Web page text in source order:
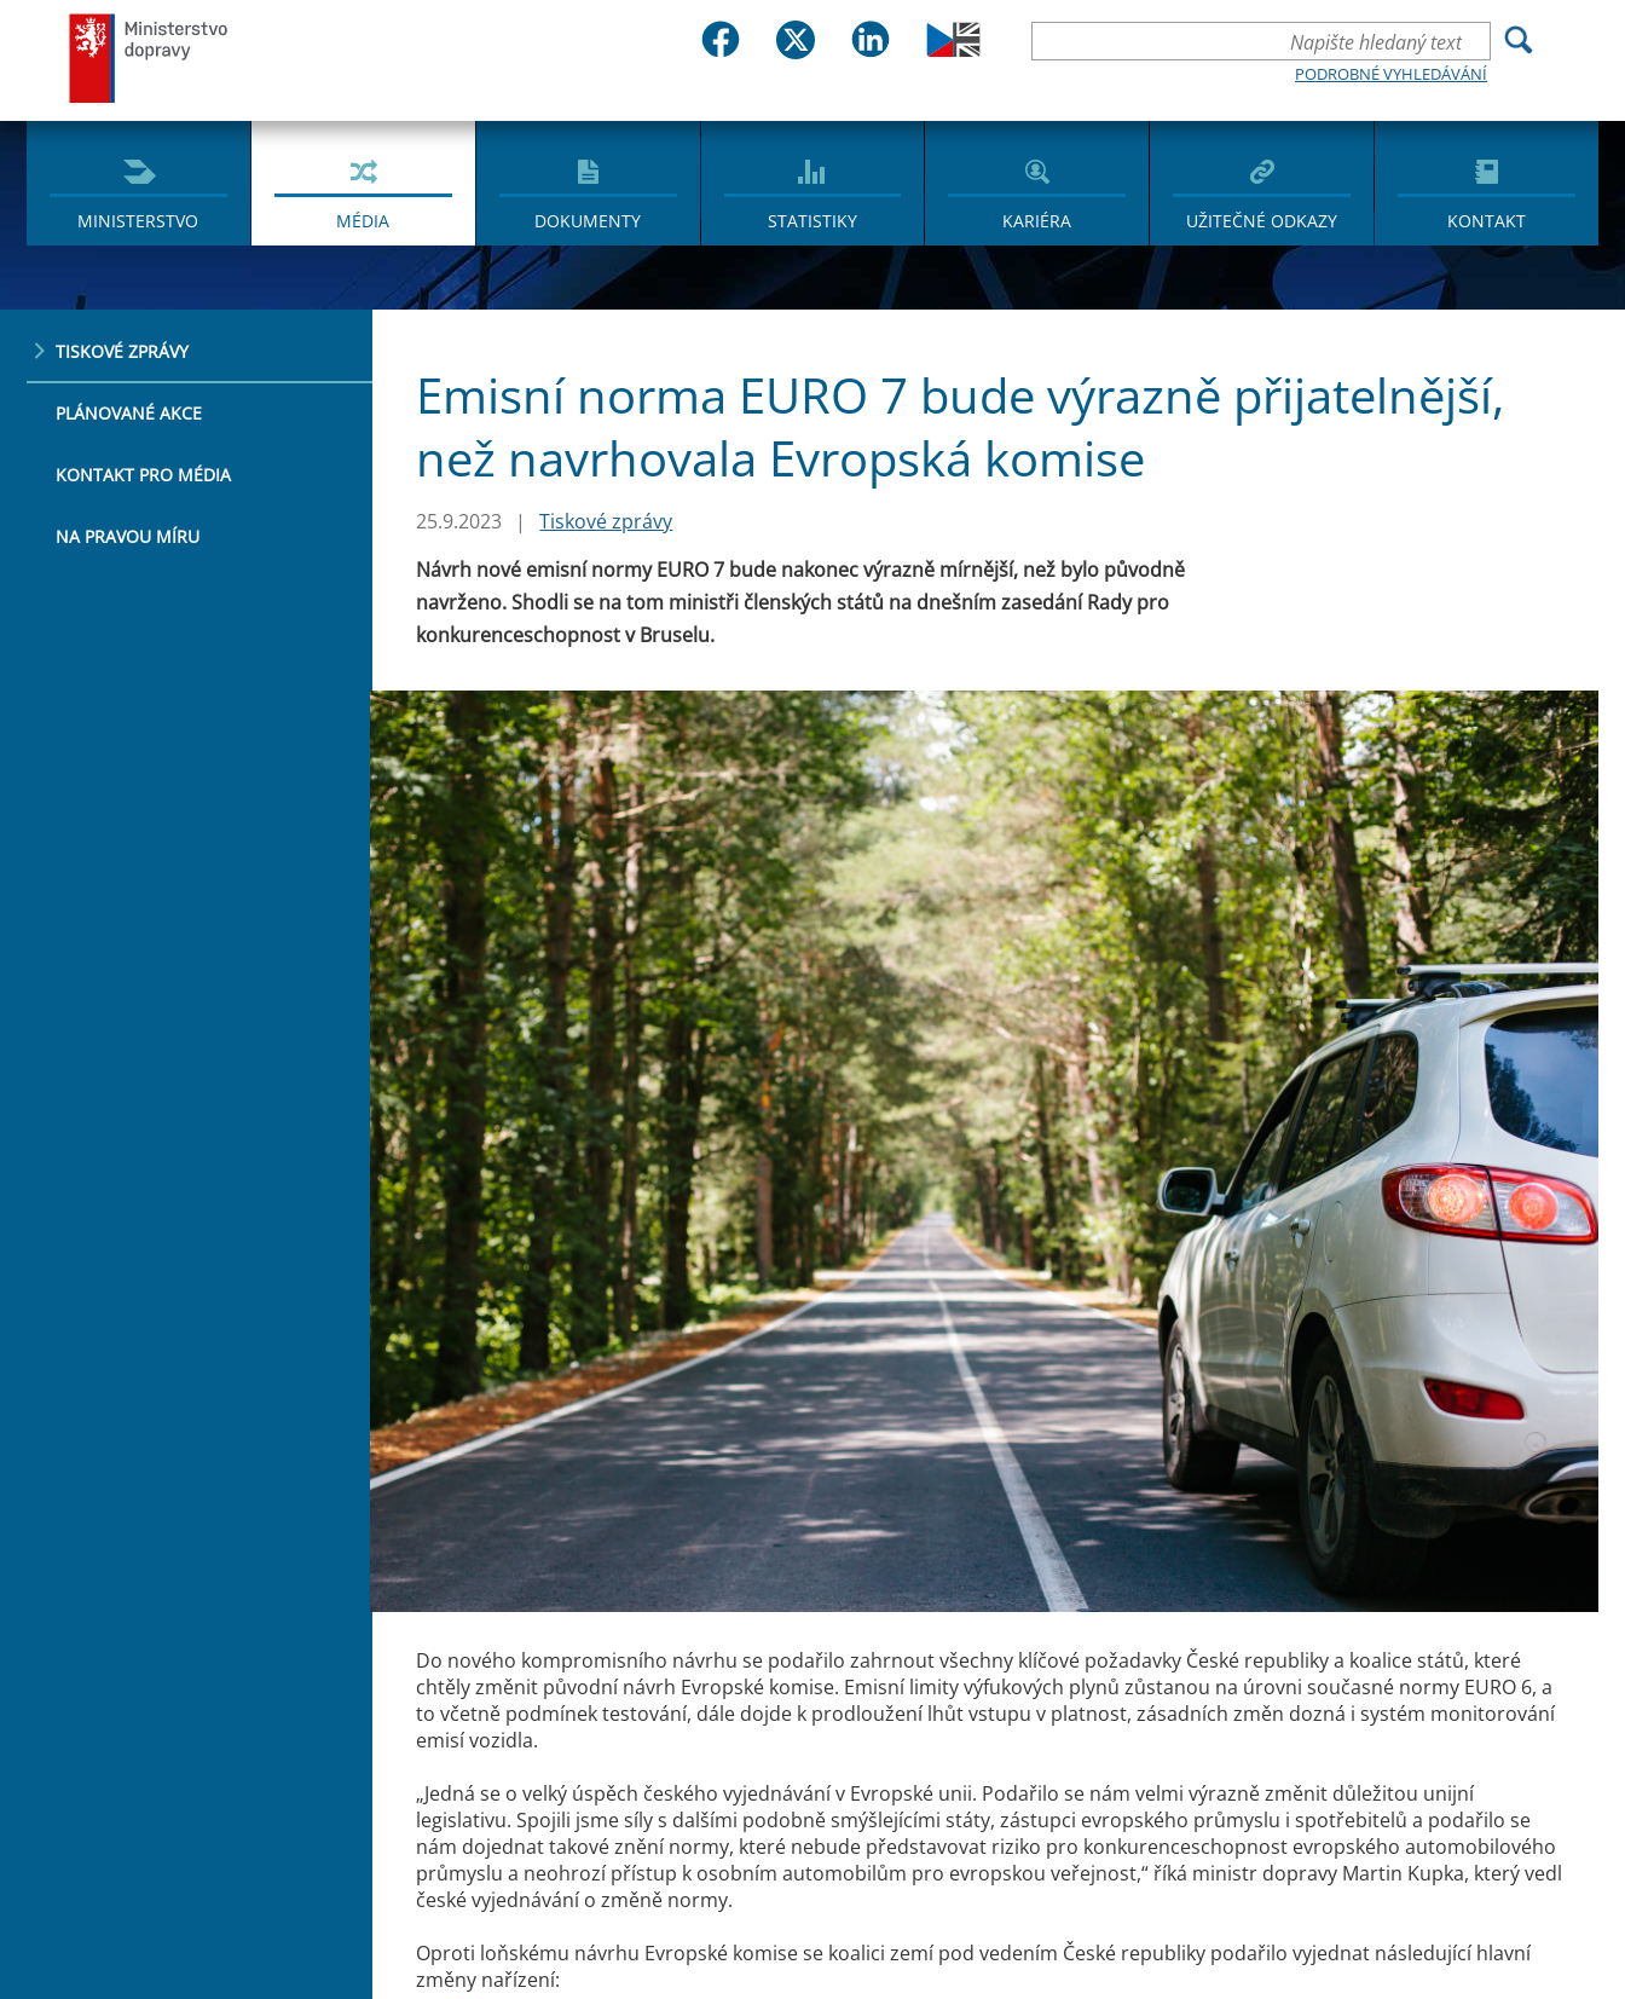
PODROBNÉ VYHLEDÁVÁNÍ
MINISTERSTVO MÉDIA DOKUMENTY STATISTIKY KARIÉRA UŽITEČNÉ ODKAZY KONTAKT
TISKOVÉ ZPRÁVY
PLÁNOVANÉ AKCE
KONTAKT PRO MÉDIA
NA PRAVOU MÍRU
Emisní norma EURO 7 bude výrazně přijatelnější,
než navrhovala Evropská komise
25.9.2023 |
Tiskové zprávy
Návrh nové emisní normy EURO 7 bude nakonec výrazně mírnější, než bylo původně
navrženo. Shodli se na tom ministři členských států na dnešním zasedání Rady pro
konkurenceschopnost v Bruselu.
Do nového kompromisního návrhu se podařilo zahrnout všechny klíčové požadavky České republiky a koalice států, které
chtěly změnit původní návrh Evropské komise. Emisní limity výfukových plynů zůstanou na úrovni současné normy EURO 6, a
to včetně podmínek testování, dále dojde k prodloužení lhůt vstupu v platnost, zásadních změn dozná i systém monitorování
emisí vozidla.
„Jedná se o velký úspěch českého vyjednávání v Evropské unii. Podařilo se nám velmi výrazně změnit důležitou unijní
legislativu. Spojili jsme síly s dalšími podobně smýšlejícími státy, zástupci evropského průmyslu i spotřebitelů a podařilo se
nám dojednat takové znění normy, které nebude představovat riziko pro konkurenceschopnost evropského automobilového
průmyslu a neohrozí přístup k osobním automobilům pro evropskou veřejnost,“ říká ministr dopravy Martin Kupka, který vedl
české vyjednávání o změně normy.
Oproti loňskému návrhu Evropské komise se koalici zemí pod vedením České republiky podařilo vyjednat následující hlavní
změny nařízení: